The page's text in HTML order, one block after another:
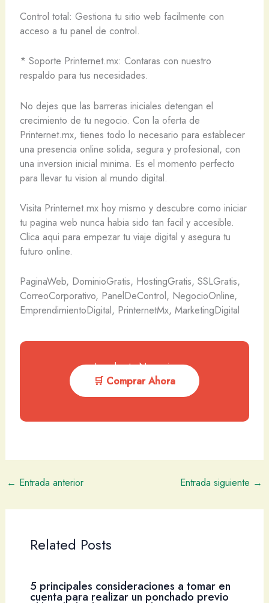
Control total: Gestiona tu sitio web facilmente con
acceso a tu panel de control.
* Soporte Printernet.mx: Contaras con nuestro
respaldo para tus necesidades.
No dejes que las barreras iniciales detengan el
crecimiento de tu negocio. Con la oferta de
Printernet.mx, tienes todo lo necesario para establecer
una presencia online solida, segura y profesional, con
una inversion inicial minima. Es el momento perfecto
para llevar tu vision al mundo digital.
Visita Printernet.mx hoy mismo y descubre como iniciar
tu pagina web nunca habia sido tan facil y accesible.
Clica aqui para empezar tu viaje digital y asegura tu
futuro online.
PaginaWeb, DominioGratis, HostingGratis, SSLGratis,
CorreoCorporativo, PanelDeControl, NegocioOnline,
EmprendimientoDigital, PrinternetMx, MarketingDigital
Impulsa tu Negocio
🛒 Comprar Ahora
← Entrada anterior Entrada siguiente →
Related Posts
5 principales consideraciones a tomar en
cuenta para realizar un ponchado previo